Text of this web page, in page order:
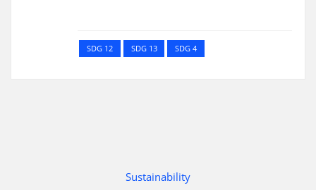
SDG 12 SDG 13 SDG 4
Sustainability